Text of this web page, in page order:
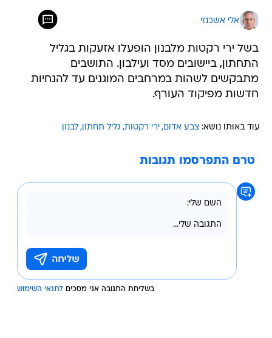
אלי אשכנזי
בשל ירי רקטות מלבנון הופעלו אזעקות בגליל
התחתון, ביישובים מסד ועילבון. התושבים
מתבקשים לשהות במרחבים המוגנים עד להנחיות
חדשות מפיקוד העורף.
עוד באותו נושא: צבע אדום ירי רקטות גליל תחתון לבנון
טרם התפרסמו תגובות
בשליחת התגובה אני מסכים לתנאי השימוש